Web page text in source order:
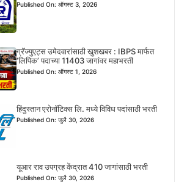
Published On: ऑगस्ट 3, 2026
ग्रॅज्युएट्स उमेदवारांसाठी खुशखबर : IBPS मार्फत
‘लिपिक’ पदाच्या 11403 जागांवर महाभरती
Published On: ऑगस्ट 1, 2026
हिंदुस्तान एरोनॉटिक्स लि. मध्ये विविध पदांसाठी भरती
Published On: जुलै 30, 2026
यूआर राव उपग्रह केंद्रात 410 जागांसाठी भरती
Published On: जुलै 30, 2026